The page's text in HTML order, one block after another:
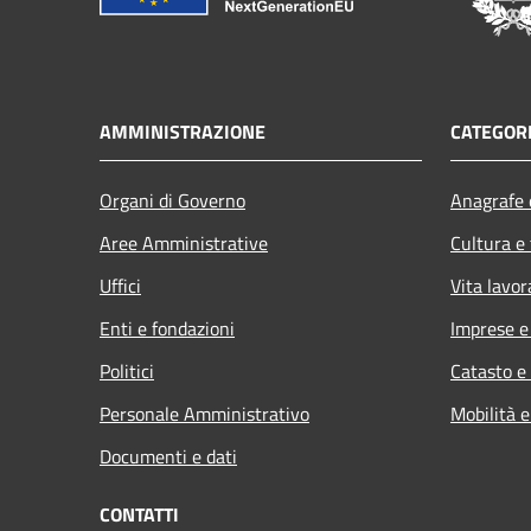
AMMINISTRAZIONE
Organi di Governo
Aree Amministrative
Uffici
Enti e fondazioni
Politici
Personale Amministrativo
Documenti e dati
Cultura
Vita
Imprese
Catasto
Mobilità
CONTATTI